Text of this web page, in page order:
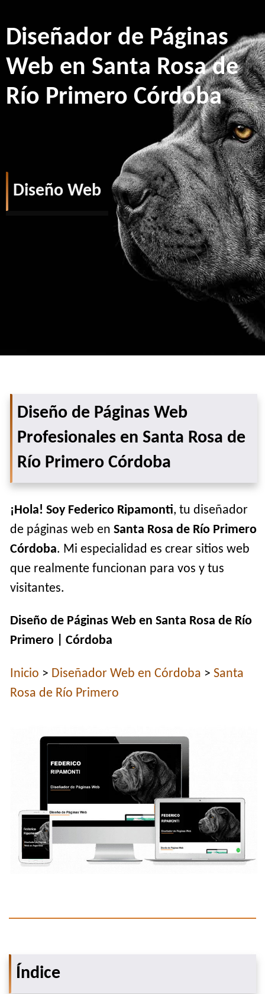
Diseñador de Páginas
Web en Santa Rosa de
Río Primero Córdoba
Diseño Web
Diseño de Páginas Web
Profesionales en Santa Rosa de
Río Primero Córdoba
¡Hola! Soy Federico Ripamonti, tu diseñador
de páginas web enSanta Rosa de Río Primero
Córdoba. Mi especialidad es crear sitios web
que realmente funcionan para vos y tus
visitantes.
Diseño de Páginas Web en Santa Rosa de Río
Primero | Córdoba
Inicio > Diseñador Web en Córdoba >Santa
Rosa de Río Primero
Índice